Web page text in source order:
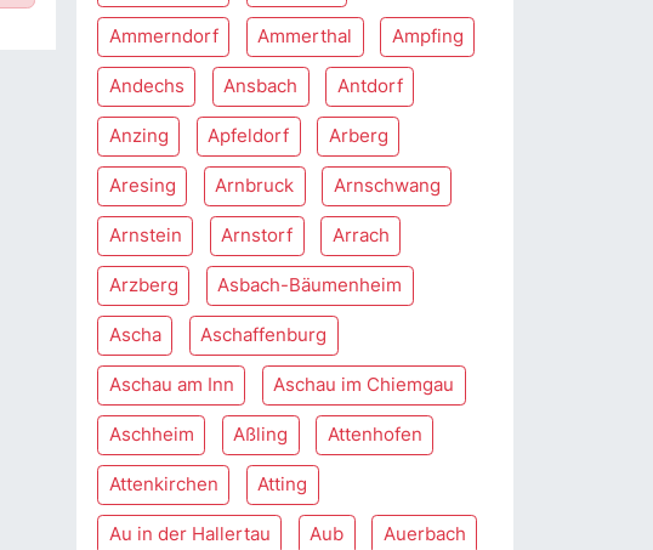
Ammerndorf Ammerthal Ampfing
Andechs Ansbach Antdorf
Anzing Apfeldorf Arberg
Aresing Arnbruck Arnschwang
Arnstein Arnstorf Arrach
Arzberg Asbach-Bäumenheim
Ascha Aschaffenburg
Aschau am Inn Aschau im Chiemgau
Aschheim Aßling Attenhofen
Attenkirchen Atting
Au in der Hallertau Aub Auerbach